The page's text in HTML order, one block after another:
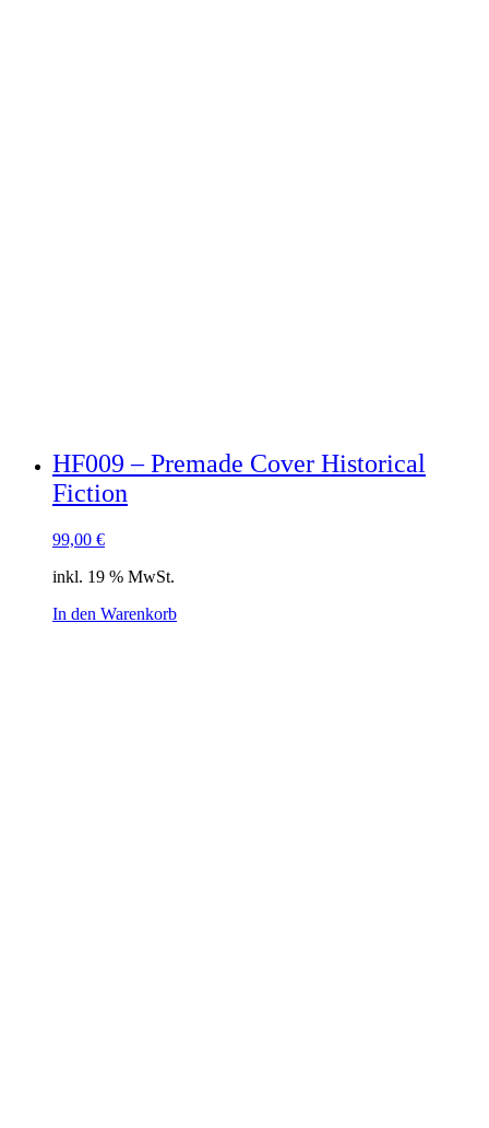
HF009 – Premade Cover Historical
Fiction
99,00 €
inkl. 19 % MwSt.
In den Warenkorb